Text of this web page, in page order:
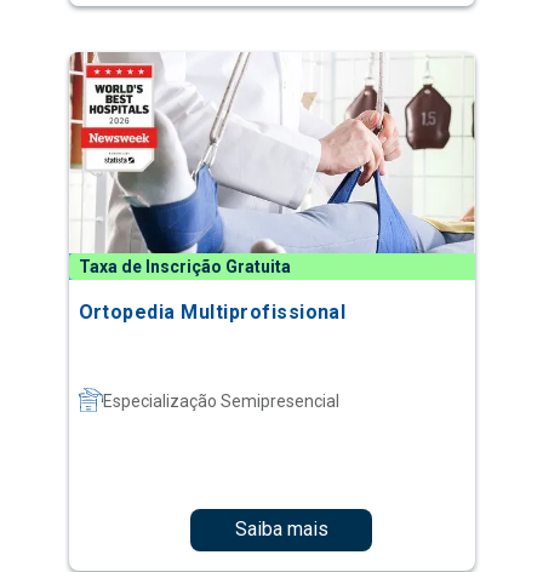
Taxa de Inscrição Gratuita
Ortopedia Multiprofissional
Especialização Semipresencial
Saiba mais